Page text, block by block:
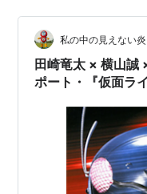
私の中の見えない炎
田崎竜太 × 横山誠
ポート・『仮面ラ